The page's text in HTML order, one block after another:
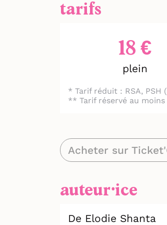
tarifs
18 €
plein
* Tarif réduit : RSA,
** Tarif réservé au moins
Acheter sur
auteur⸱ice
De Elodie Shanta